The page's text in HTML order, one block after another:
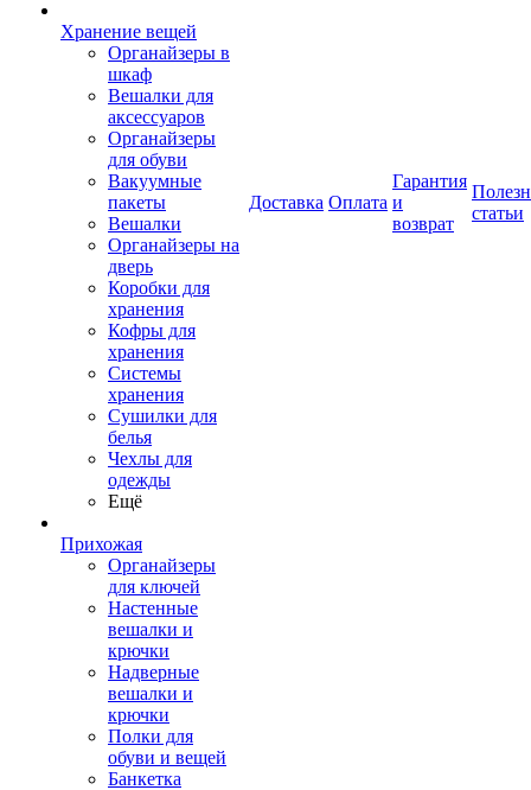
Хранение вещей
Органайзеры в
шкаф
Вешалки для
аксессуаров
Органайзеры
для обуви
Вакуумные
пакеты
Вешалки
Органайзеры на
дверь
Коробки для
хранения
Кофры для
хранения
Системы
хранения
Сушилки для
белья
Чехлы для
одежды
Ещё
Прихожая
Органайзеры
для ключей
Настенные
вешалки и
крючки
Надверные
вешалки и
крючки
Полки для
обуви и вещей
Банкетка
Доставка Оплата
Гарантия
и
возврат
статьи